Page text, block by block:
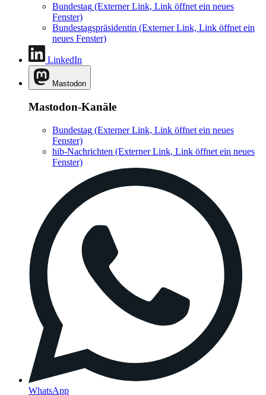
Bundestag (Externer Link, Link öffnet ein neues
Fenster)
Bundestagspräsidentin (Externer Link, Link öffnet ein
neues Fenster)
LinkedIn
Mastodon
Mastodon-Kanäle
Bundestag (Externer Link, Link öffnet ein neues
Fenster)
hib-Nachrichten (Externer Link, Link öffnet ein neues
Fenster)
WhatsApp